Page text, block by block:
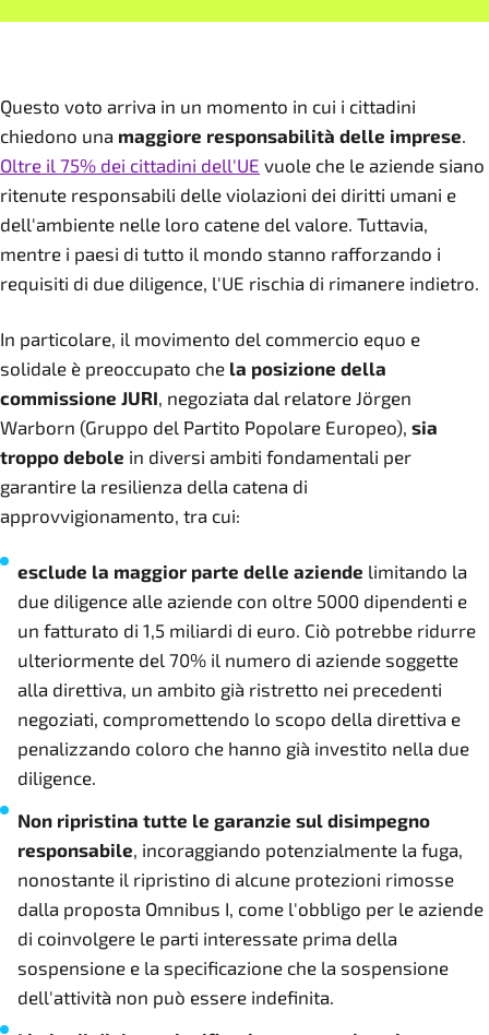
Questo voto arriva in un momento in cui i cittadini
chiedono una maggiore responsabilità delle imprese.
Oltre il 75% dei cittadini dell'UE vuole che le aziende siano
ritenute responsabili delle violazioni dei diritti umani e
dell'ambiente nelle loro catene del valore. Tuttavia,
mentre i paesi di tutto il mondo stanno rafforzando i
requisiti di due diligence, l'UE rischia di rimanere indietro.
In particolare, il movimento del commercio equo e
solidale è preoccupato che la posizione della
commissione JURI, negoziata dal relatore Jörgen
Warborn (Gruppo del Partito Popolare Europeo), sia
troppo debole in diversi ambiti fondamentali per
garantire la resilienza della catena di
approvvigionamento, tra cui:
esclude la maggior parte delle aziende limitando la
due diligence alle aziende con oltre 5000 dipendenti e
un fatturato di 1,5 miliardi di euro. Ciò potrebbe ridurre
ulteriormente del 70% il numero di aziende soggette
alla direttiva, un ambito già ristretto nei precedenti
negoziati, compromettendo lo scopo della direttiva e
penalizzando coloro che hanno già investito nella due
diligence.
Non ripristina tutte le garanzie sul disimpegno
responsabile, incoraggiando potenzialmente la fuga,
nonostante il ripristino di alcune protezioni rimosse
dalla proposta Omnibus I, come l'obbligo per le aziende
di coinvolgere le parti interessate prima della
sospensione e la specificazione che la sospensione
dell'attività non può essere indefinita.